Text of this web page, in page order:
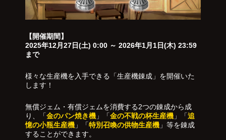
【開催期間】
2025年12月27日(土) 0:00 ～ 2026年1月1日(木) 23:59
まで
様々な生産機を入手できる「生産機錬成」を開催いた
します！
無償ジェム・有償ジェムを消費する2つの錬成から成
り、「金のパン焼き機」「金の不戦の杯生産機」「追
憶の小瓶生産機」「特別召喚の供物生産機」等を錬成
することができます。